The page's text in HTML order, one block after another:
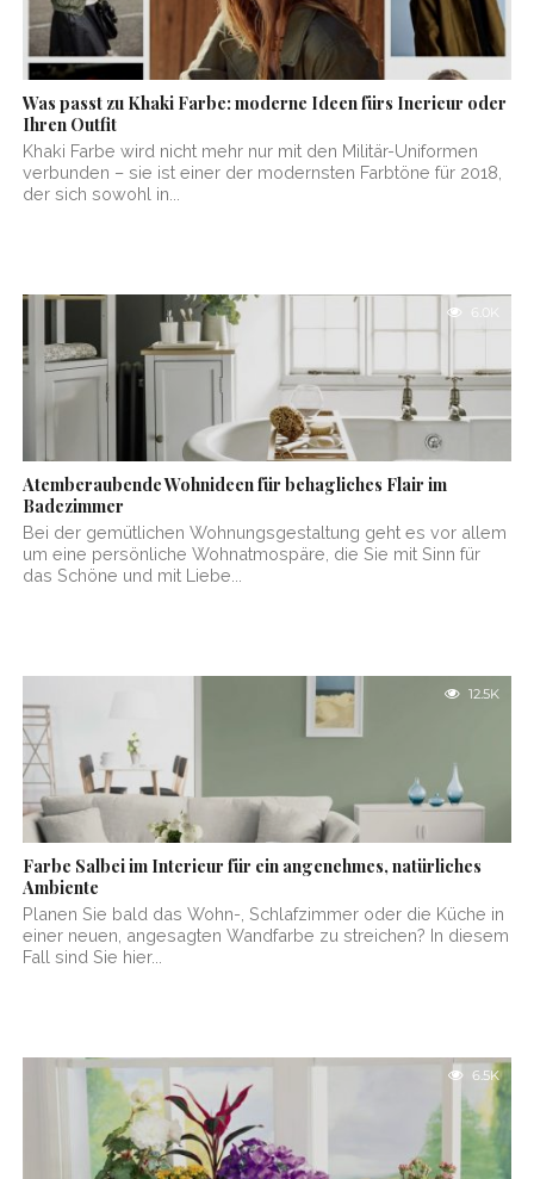
Was passt zu Khaki Farbe: moderne Ideen fürs Inerieur oder
Ihren Outfit
Khaki Farbe wird nicht mehr nur mit den Militär-Uniformen
verbunden – sie ist einer der modernsten Farbtöne für 2018,
der sich sowohl in...
6.0K
Atemberaubende Wohnideen für behagliches Flair im
Badezimmer
Bei der gemütlichen Wohnungsgestaltung geht es vor allem
um eine persönliche Wohnatmospäre, die Sie mit Sinn für
das Schöne und mit Liebe...
12.5K
Farbe Salbei im Interieur für ein angenehmes, natürliches
Ambiente
Planen Sie bald das Wohn-, Schlafzimmer oder die Küche in
einer neuen, angesagten Wandfarbe zu streichen? In diesem
Fall sind Sie hier...
6.5K